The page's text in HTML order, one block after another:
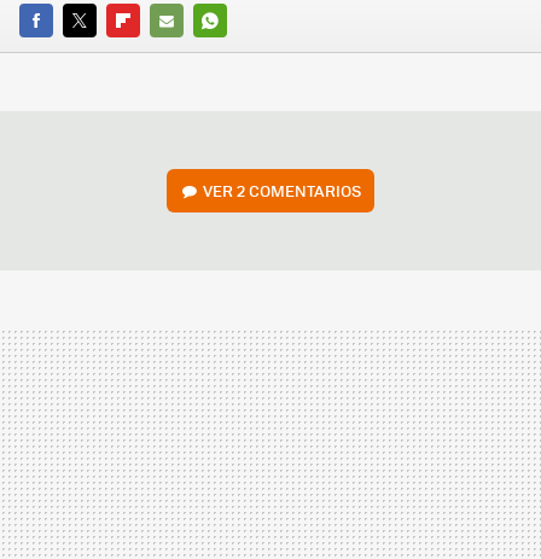
FACEBOOK
TWITTERFLIPBOARD
E-
WHATSAPP
VER2 COMENTARIOS